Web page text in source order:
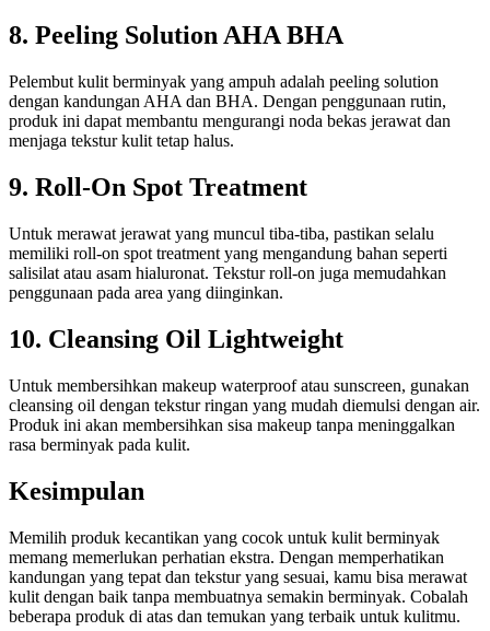
8. Peeling Solution AHA BHA
Pelembut kulit berminyak yang ampuh adalah peeling solution
dengan kandungan AHA dan BHA. Dengan penggunaan rutin,
produk ini dapat membantu mengurangi noda bekas jerawat dan
menjaga tekstur kulit tetap halus.
9. Roll-On Spot Treatment
Untuk merawat jerawat yang muncul tiba-tiba, pastikan selalu
memiliki roll-on spot treatment yang mengandung bahan seperti
salisilat atau asam hialuronat. Tekstur roll-on juga memudahkan
penggunaan pada area yang diinginkan.
10. Cleansing Oil Lightweight
Untuk membersihkan makeup waterproof atau sunscreen, gunakan
cleansing oil dengan tekstur ringan yang mudah diemulsi dengan air.
Produk ini akan membersihkan sisa makeup tanpa meninggalkan
rasa berminyak pada kulit.
Kesimpulan
Memilih produk kecantikan yang cocok untuk kulit berminyak
memang memerlukan perhatian ekstra. Dengan memperhatikan
kandungan yang tepat dan tekstur yang sesuai, kamu bisa merawat
kulit dengan baik tanpa membuatnya semakin berminyak. Cobalah
beberapa produk di atas dan temukan yang terbaik untuk kulitmu.